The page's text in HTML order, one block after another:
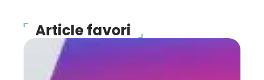
Article favori